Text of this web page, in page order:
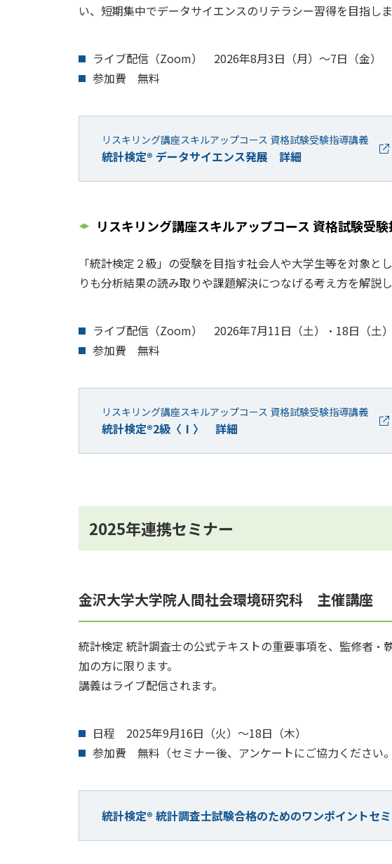
い、短期集中でデータサイエンスのリテラシー習得を目指しま
ライブ配信（Zoom） 2026年8月3日（月）～7日（金）
参加費 無料
リスキリング講座スキルアップコース 資格試験受験指導講義
統計検定® データサイエンス発展 詳細
リスキリング講座スキルアップコース 資格試験受
「統計検定２級」の受験を目指す社会人や大学生等を対象
りも分析結果の読み取りや課題解決につなげる考え方を解説し
ライブ配信（Zoom） 2026年7月11日（土）・18日（土
参加費 無料
リスキリング講座スキルアップコース 資格試験受験指導講義
統計検定®2級〈Ⅰ〉 詳細
2025年連携セミナー
金沢大学大学院人間社会環境研究科 主催講座
統計検定 統計調査士の公式テキストの重要事項を、監修者
加の方に限ります。
講義はライブ配信されます。
日程 2025年9月16日（火）～18日（木）
参加費 無料（セミナー後、アンケートにご協力ください。
統計検定® 統計調査士試験合格のためのワンポイントセ